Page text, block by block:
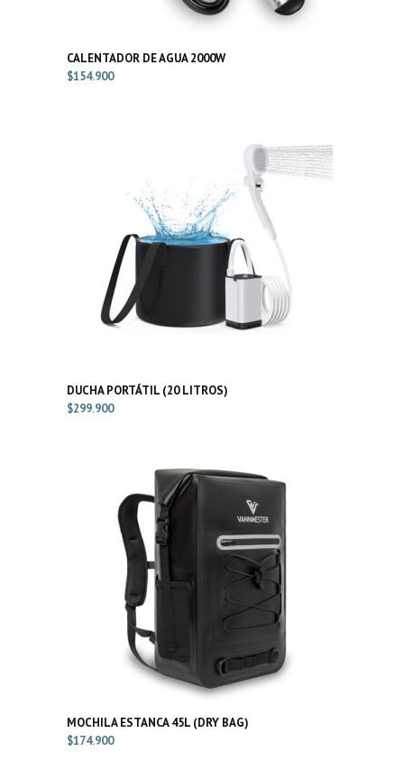
CALENTADOR DE AGUA 2000W
$154.900
DUCHA PORTÁTIL (20 LITROS)
$299.900
MOCHILA ESTANCA 45L (DRY BAG)
$174.900